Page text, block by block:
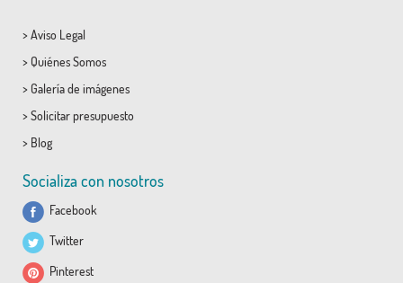
> Aviso Legal
> Quiénes Somos
> Galería de imágenes
> Solicitar presupuesto
> Blog
Socializa con nosotros
Facebook
Twitter
Pinterest